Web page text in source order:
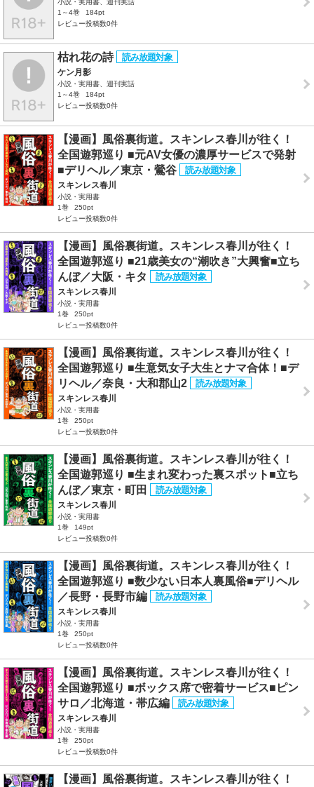
1～4巻
184pt
レビュー投稿数0件
枯れ花の詩
ケン月影
小説・実用書、週刊実話
1～4巻
184pt
レビュー投稿数0件
【漫画】風俗裏街道。スキンレス春川が往く！
全国遊郭巡り ■元AV女優の濃厚サービスで発射
■デリヘル／東京・鶯谷
スキンレス春川
小説・実用書
1巻
250pt
レビュー投稿数0件
【漫画】風俗裏街道。スキンレス春川が往く！
全国遊郭巡り ■21歳美女の“潮吹き”大興奮■立ち
んぼ／大阪・キタ
スキンレス春川
小説・実用書
1巻
250pt
レビュー投稿数0件
【漫画】風俗裏街道。スキンレス春川が往く！
全国遊郭巡り ■生意気女子大生とナマ合体！■デ
リヘル／奈良・大和郡山2
スキンレス春川
小説・実用書
1巻
250pt
レビュー投稿数0件
【漫画】風俗裏街道。スキンレス春川が往く！
全国遊郭巡り ■生まれ変わった裏スポット■立ち
んぼ／東京・町田
スキンレス春川
小説・実用書
1巻
149pt
レビュー投稿数0件
【漫画】風俗裏街道。スキンレス春川が往く！
全国遊郭巡り ■数少ない日本人裏風俗■デリヘル
／長野・長野市編
スキンレス春川
小説・実用書
1巻
250pt
レビュー投稿数0件
【漫画】風俗裏街道。スキンレス春川が往く！
全国遊郭巡り ■ボックス席で密着サービス■ピン
サロ／北海道・帯広編
スキンレス春川
小説・実用書
1巻
250pt
レビュー投稿数0件
【漫画】風俗裏街道。スキンレス春川が往く！